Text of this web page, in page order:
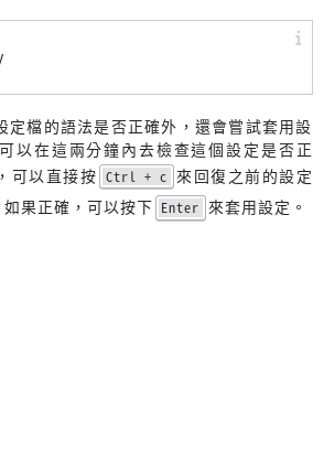
定檔的語法是否正確外，還會嘗試套用設
以在這兩分鐘內去檢查這個設定是否正
可以直接按 Ctrl + c 來回復之前的設定
果正確，可以按下 Enter 來套用設定。